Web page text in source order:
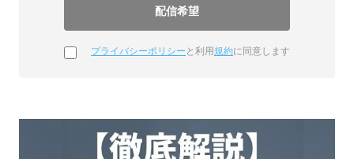
プライバシーポリシー と利用規約に同意します